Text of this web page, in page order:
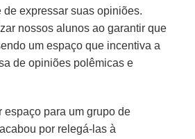
de expressar suas opiniões.
nossos alunos ao garantir que
um espaço que incentiva a
de opiniões polêmicas e
espaço para um grupo de
por relegá-las à